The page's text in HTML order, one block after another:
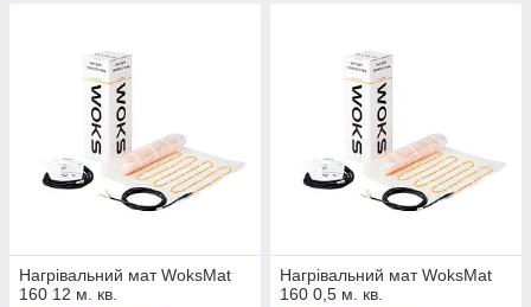
Нагрівальний мат WoksMat
160 12 м. кв.
Нагрівальний мат WoksMat
160 0,5 м. кв.